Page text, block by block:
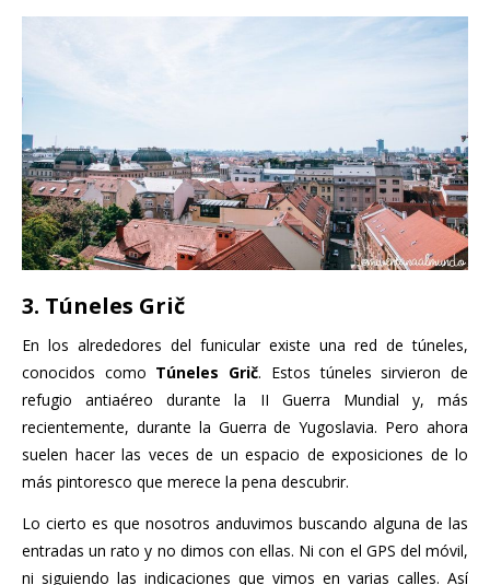
3. Túneles Grič
En los alrededores del funicular existe una red de túneles,
conocidos como Túneles Grič. Estos túneles sirvieron de
refugio antiaéreo durante la II Guerra Mundial y, más
recientemente, durante la Guerra de Yugoslavia. Pero ahora
suelen hacer las veces de un espacio de exposiciones de lo
más pintoresco que merece la pena descubrir.
Lo cierto es que nosotros anduvimos buscando alguna de las
entradas un rato y no dimos con ellas. Ni con el GPS del móvil,
ni siguiendo las indicaciones que vimos en varias calles. Así